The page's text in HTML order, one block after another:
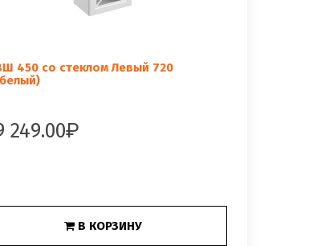
450 со стеклом Левый 720
249.00
В КОРЗИНУ